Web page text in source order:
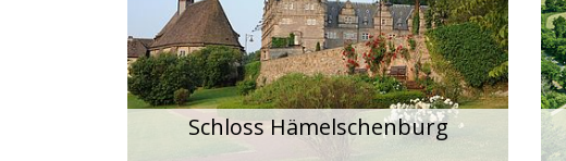
Schloss Hämelschenburg